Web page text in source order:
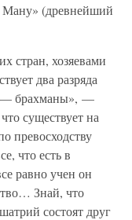
Ману» (древнейший
стран, хозяевами
два разряда
— брахманы», —
существует на
превосходству
что есть в
равно учен он
Знай, что
состоят друг